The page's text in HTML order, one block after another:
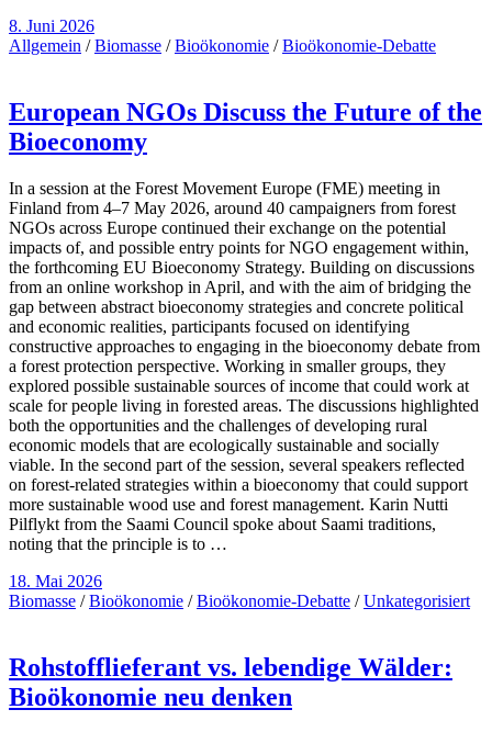
8. Juni 2026
Allgemein /Biomasse /Bioökonomie /Bioökonomie-Debatte
European NGOs Discuss the Future of the
Bioeconomy
In a session at the Forest Movement Europe (FME) meeting in
Finland from 4–7 May 2026, around 40 campaigners from forest
NGOs across Europe continued their exchange on the potential
impacts of, and possible entry points for NGO engagement within,
the forthcoming EU Bioeconomy Strategy. Building on discussions
from an online workshop in April, and with the aim of bridging the
gap between abstract bioeconomy strategies and concrete political
and economic realities, participants focused on identifying
constructive approaches to engaging in the bioeconomy debate from
a forest protection perspective. Working in smaller groups, they
explored possible sustainable sources of income that could work at
scale for people living in forested areas. The discussions highlighted
both the opportunities and the challenges of developing rural
economic models that are ecologically sustainable and socially
viable. In the second part of the session, several speakers reflected
on forest-related strategies within a bioeconomy that could support
more sustainable wood use and forest management. Karin Nutti
Pilflykt from the Saami Council spoke about Saami traditions,
noting that the principle is to …
18. Mai 2026
Biomasse /Bioökonomie /Bioökonomie-Debatte /Unkategorisiert
Rohstofflieferant vs. lebendige Wälder:
Bioökonomie neu denken